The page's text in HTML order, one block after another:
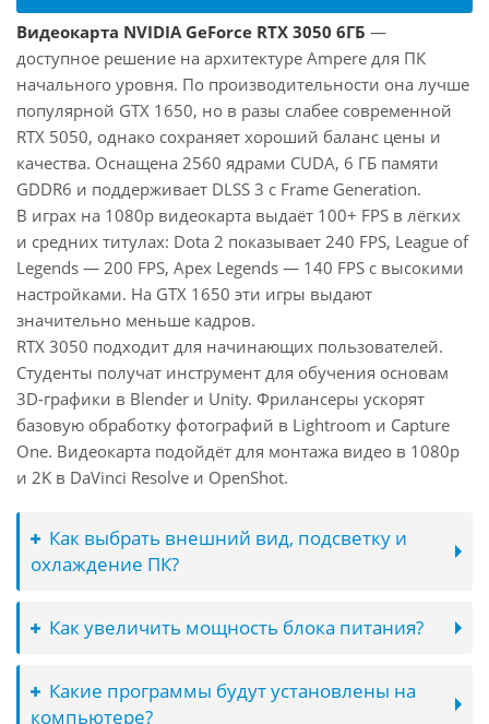
Видеокарта NVIDIA GeForce RTX 3050 6ГБ —
доступное решение на архитектуре Ampere для ПК
начального уровня. По производительности она лучше
популярной GTX 1650, но в разы слабее современной
RTX 5050, однако сохраняет хороший баланс цены и
качества. Оснащена 2560 ядрами CUDA, 6 ГБ памяти
GDDR6 и поддерживает DLSS 3 с Frame Generation.
В играх на 1080p видеокарта выдаёт 100+ FPS в лёгких
и средних титулах: Dota 2 показывает 240 FPS, League of
Legends — 200 FPS, Apex Legends — 140 FPS с высокими
настройками. На GTX 1650 эти игры выдают
значительно меньше кадров.
RTX 3050 подходит для начинающих пользователей.
Студенты получат инструмент для обучения основам
3D-графики в Blender и Unity. Фрилансеры ускорят
базовую обработку фотографий в Lightroom и Capture
One. Видеокарта подойдёт для монтажа видео в 1080p
и 2K в DaVinci Resolve и OpenShot.
Как выбрать внешний вид, подсветку и
охлаждение ПК?
Как увеличить мощность блока питания?
Какие программы будут установлены на
компьютере?